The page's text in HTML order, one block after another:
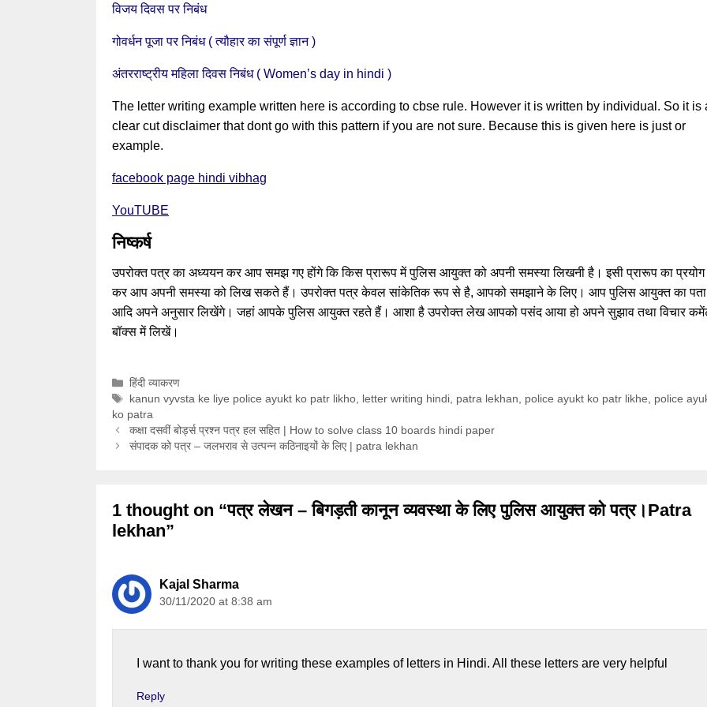
विजय दिवस पर निबंध
गोवर्धन पूजा पर निबंध ( त्यौहार का संपूर्ण ज्ञान )
अंतरराष्ट्रीय महिला दिवस निबंध ( Women’s day in hindi )
The letter writing example written here is according to cbse rule. However it is written by individual. So it is
clear cut disclaimer that dont go with this pattern if you are not sure. Because this is given here is just or
example.
facebook page hindi vibhag
YouTUBE
निष्कर्ष
उपरोक्त पत्र का अध्ययन कर आप समझ गए होंगे कि किस प्रारूप में पुलिस आयुक्त को अपनी समस्या लिखनी है। इसी प्रारूप का प्रयोग
कर आप अपनी समस्या को लिख सकते हैं। उपरोक्त पत्र केवल सांकेतिक रूप से है, आपको समझाने के लिए। आप पुलिस आयुक्त का पता
आदि अपने अनुसार लिखेंगे। जहां आपके पुलिस आयुक्त रहते हैं। आशा है उपरोक्त लेख आपको पसंद आया हो अपने सुझाव तथा विचार
बॉक्स में लिखें।
Categories
हिंदी व्याकरण
Tags
kanun vyvsta ke liye police ayukt ko patr likho, letter writing hindi, patra lekhan police ayukt ko patr likhe
police
ko patra
कक्षा दसवीं बोर्ड्स प्रश्न पत्र हल सहित | How to solve class 10 boards hindi paper
संपादक को पत्र – जलभराव से उत्पन्न कठिनाइयों के लिए | patra lekhan
1 thought on “पत्र लेखन – बिगड़ती कानून व्यवस्था के लिए पुलिस आयुक्त को पत्र।Patra
lekhan”
Kajal Sharma
30/11/2020 at 8:38 am
I want to thank you for writing these examples of letters in Hindi. All these letters are very helpful
Reply